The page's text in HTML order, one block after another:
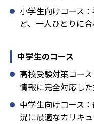
小学生向けコース
ど、一人ひとりに
中学生のコース
高校受験対策コー
情報に完全対応し
中学生向けコース
況に最適なカリキ